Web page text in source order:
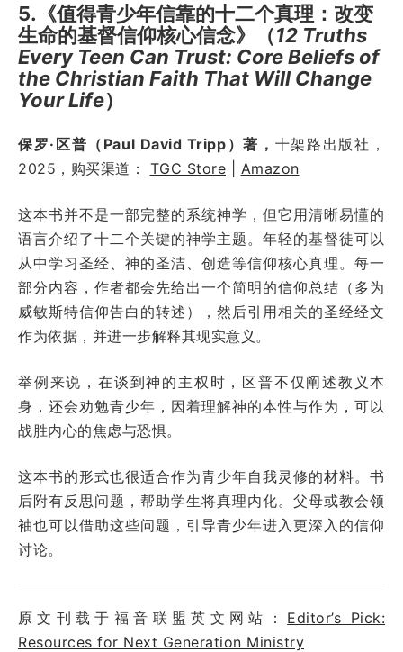
5.《值得青少年信靠的十二个真理：改变
生命的基督信仰核心信念》（12 Truths
Every Teen Can Trust: Core Beliefs of
the Christian Faith That Will Change
Your Life）
保罗·区普（Paul David Tripp）著， 十架路出版社，
2025，购买渠道：
TGC Store Amazon
这本书并不是一部完整的系统神学，但它用清晰易懂的
语言介绍了十二个关键的神学主题。年轻的基督徒可以
从中学习圣经、神的圣洁、创造等信仰核心真理。每一
部分内容，作者都会先给出一个简明的信仰总结（多为
威敏斯特信仰告白的转述），然后引用相关的圣经经文
作为依据，并进一步解释其现实意义。
举例来说，在谈到神的主权时，区普不仅阐述教义本
身，还会劝勉青少年，因着理解神的本性与作为，可以
战胜内心的焦虑与恐惧。
这本书的形式也很适合作为青少年自我灵修的材料。书
后附有反思问题，帮助学生将真理内化。父母或教会领
袖也可以借助这些问题，引导青少年进入更深入的信仰
讨论。
原文刊载于福音联盟英文网站： Editor’s Pick:
Resources for Next Generation Ministry